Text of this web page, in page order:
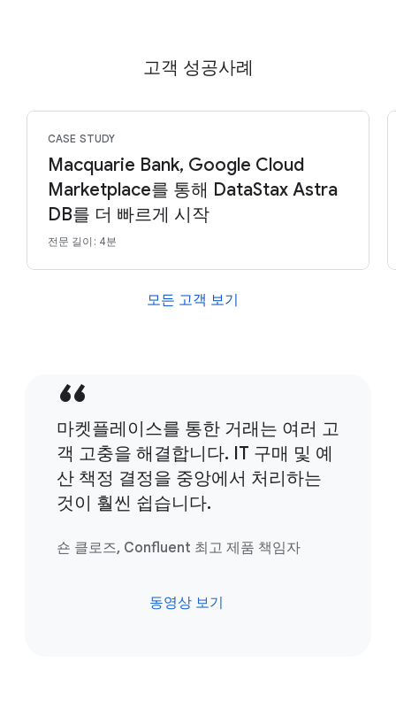
고객 성공사례
CASE STUDY
Macquarie Bank, Google Cloud
Marketplace를 통해 DataStax Astra
DB를 더 빠르게 시작
전문 길이: 4분
모든 고객 보기
마켓플레이스를 통한 거래는 여러 고
객 고충을 해결합니다. IT 구매 및 예
산 책정 결정을 중앙에서 처리하는
것이 훨씬 쉽습니다.
숀 클로즈, Confluent 최고 제품 책임자
동영상 보기